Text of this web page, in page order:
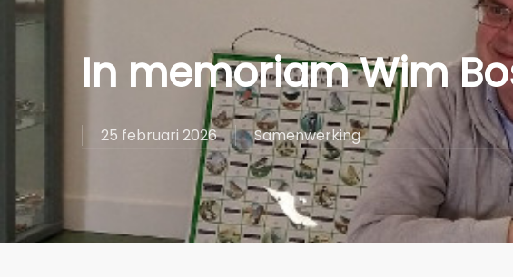
In memoriam Wim
25 februari 2026 Samenwerking